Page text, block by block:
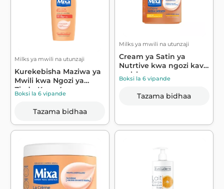
Milks ya mwili na utunzaji
Kurekebisha Maziwa ya
Mwili kwa Ngozi ya
Ziada-Kavu 4...
Boksi la 6 vipande
Tazama bidhaa
Milks ya mwili na utunzaji
Cream ya Satin ya
Nutrtive kwa ngozi kavu
na isiyo na...
Boksi la 6 vipande
Tazama bidhaa